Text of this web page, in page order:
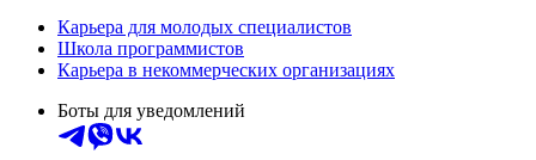
Карьера для молодых специалистов
Школа программистов
Карьера в некоммерческих организациях
Боты для уведомлений